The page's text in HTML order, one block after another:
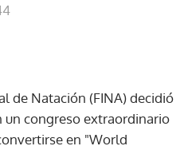
de Natación (FINA) decidió
un congreso extraordinario
en "World